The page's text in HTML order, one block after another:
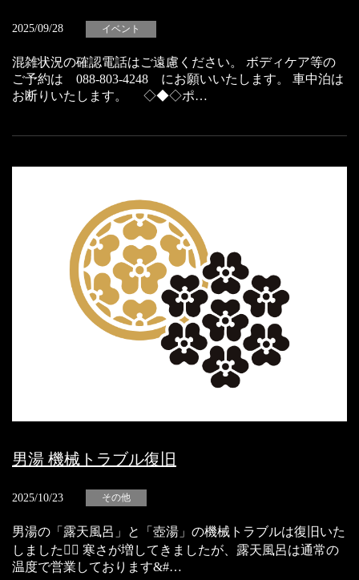
2025/09/28 イベント
混雑状況の確認電話はご遠慮ください。 ボディケア等の
ご予約は 088-803-4248 にお願いいたします。 車中泊は
お断りいたします。 ◇◆◇ポ…
男湯 機械トラブル復旧
2025/10/23 その他
男湯の「露天風呂」と「壺湯」の機械トラブルは復旧いた
しました🙇‍♀️ 寒さが増してきましたが、露天風呂は通常の
温度で営業しております&#…